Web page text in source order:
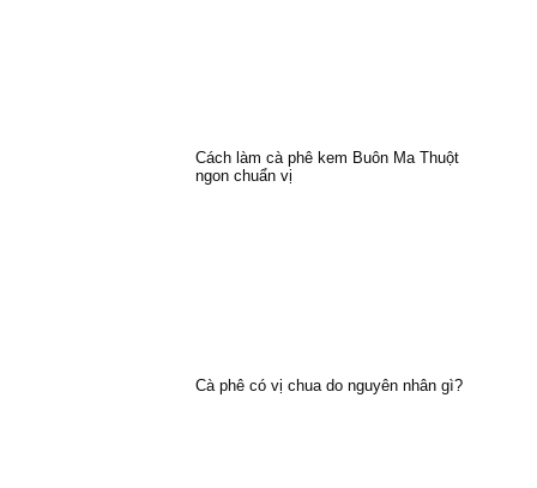
Cách làm cà phê kem Buôn Ma Thuột
ngon chuẩn vị
Cà phê có vị chua do nguyên nhân gì?